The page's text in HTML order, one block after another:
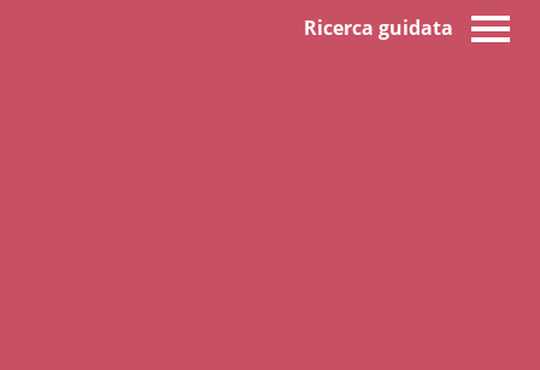
Ricerca guidata